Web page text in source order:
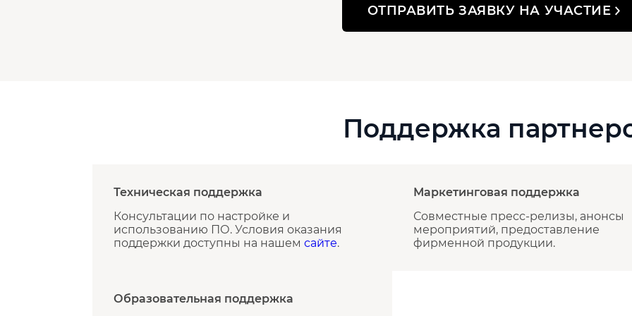
ОТПРАВИТЬ ЗАЯВКУ НА УЧАСТИЕ
Поддержка
Техническая поддержка
Консультации по настройке и
использованию ПО. Условия оказания
поддержки доступны на нашем сайте.
Маркетинговая поддержка
Совместные пресс-релизы, анонсы
мероприятий, предоставление
фирменной продукции.
Образовательная поддержка